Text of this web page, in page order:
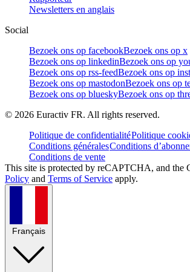
Newsletters en anglais
Social
Bezoek ons op facebookBezoek ons op x
Bezoek ons op linkedinBezoek ons op
Bezoek ons op rss-feedBezoek ons op
Bezoek ons op mastodonBezoek ons op
Bezoek ons op blueskyBezoek ons op
© 2026 Euractiv FR. All rights reserved.
Politique de confidentialitéPolitique
Conditions généralesConditions
Conditions de vente
This site is protected by reCAPTCHA, and the
Policy and Terms of Service apply.
Français